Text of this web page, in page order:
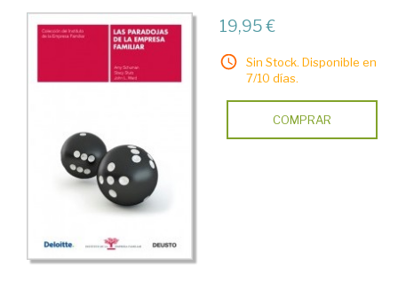
19,95 €
Sin Stock. Disponible en
7/10 días.
COMPRAR